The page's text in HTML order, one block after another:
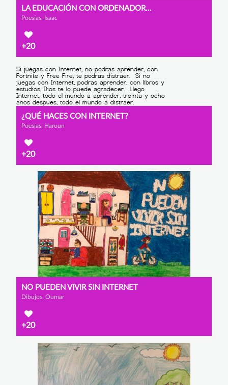
LA EDUCACIÓN CON ORDENADORES
Poesías, Isaac
+20
¿QUÉ HACES CON INTERNET?
Poesías, Haroun
+20
NO PUEDEN VIVIR SIN INTERNET
Dibujos, Oumar
+20